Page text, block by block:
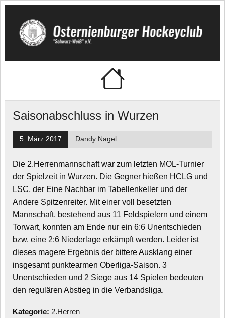
Skip
content
Osternienburger
Hockeyclub
Saisonabschluss in Wurzen
5. März 2017 Dandy Nagel
Die 2.Herrenmannschaft war zum letzten MOL-Turnier
der Spielzeit in Wurzen. Die Gegner hießen HCLG und
LSC, der Eine Nachbar im Tabellenkeller und der
Andere Spitzenreiter. Mit einer voll besetzten
Mannschaft, bestehend aus 11 Feldspielern und einem
Torwart, konnten am Ende nur ein 6:6 Unentschieden
bzw. eine 2:6 Niederlage erkämpft werden. Leider ist
dieses magere Ergebnis der bittere Ausklang einer
insgesamt punktearmen Oberliga-Saison. 3
Unentschieden und 2 Siege aus 14 Spielen bedeuten
den regulären Abstieg in die Verbandsliga.
Kategorie: 2.Herren